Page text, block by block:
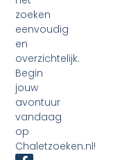
zoeken
eenvoudig
en
overzichtelijk.
Begin
jouw
avontuur
vandaag
op
Chaletzoeken.nl!